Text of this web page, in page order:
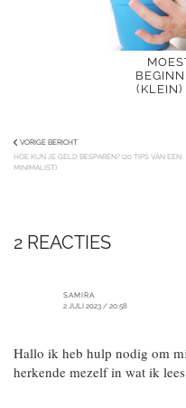
(KLEIN)
VORIGE BERICHT
HOE KUN JE GELD BESPAREN? (20 TIPS VAN EEN
MINIMALIST)
2 REACTIES
SAMIRA
2 JULI 2023 / 20:58
Hallo ik heb hulp nodig om
herkende mezelf in wat ik lees